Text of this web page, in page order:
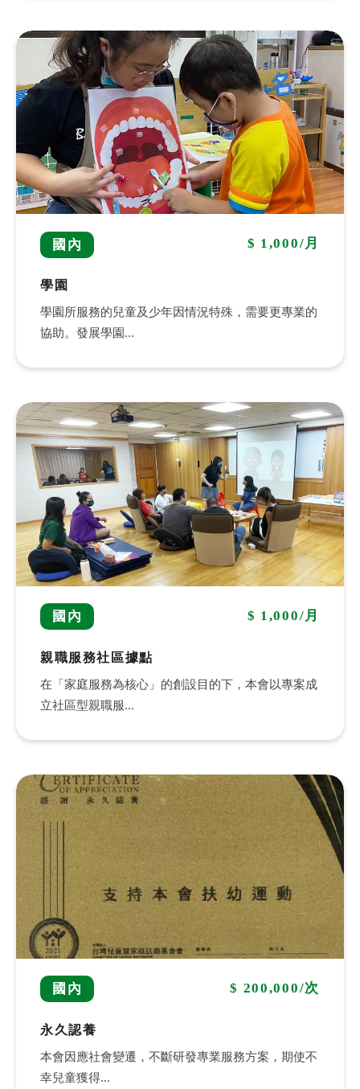
全文檢索
搜尋
熱門關鍵字
用愛包圍 義賣品
無窮
國內 $ 1,000/月
學園
學園所服務的兒童及少年因情況特殊，需要更專業的
協助。發展學園...
國內 $ 1,000/月
親職服務社區據點
在「家庭服務為核心」的創設目的下，本會以專案成
立社區型親職服...
國內 $ 200,000/次
永久認養
本會因應社會變遷，不斷研發專業服務方案，期使不
幸兒童獲得...